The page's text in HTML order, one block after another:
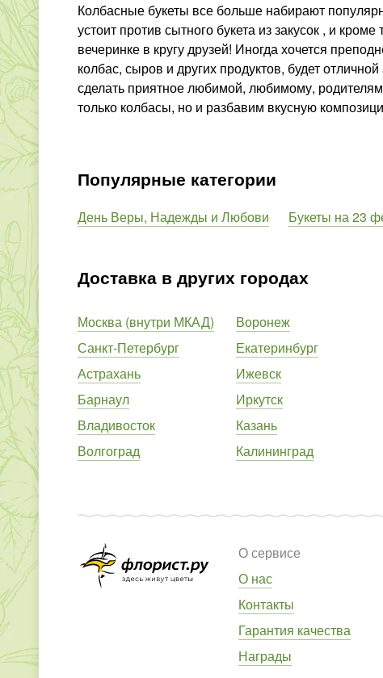
Колбасные букеты все больше набирают
устоит против сытного букета из закусок , и
вечеринке в кругу друзей! Иногда хочется
колбас, сыров и других продуктов, будет
сделать приятное любимой, любимому,
только колбасы, но и разбавим вкусную
Популярные категории
День Веры, Надежды и Любови Букеты на 23
Доставка в других городах
Москва (внутри МКАД)
Санкт-Петербург
Астрахань
Барнаул
Владивосток
Волгоград
Воронеж
Екатеринбург
Ижевск
Иркутск
Казань
Калининград
О сервисе
О нас
Контакты
Гарантия качества
Награды